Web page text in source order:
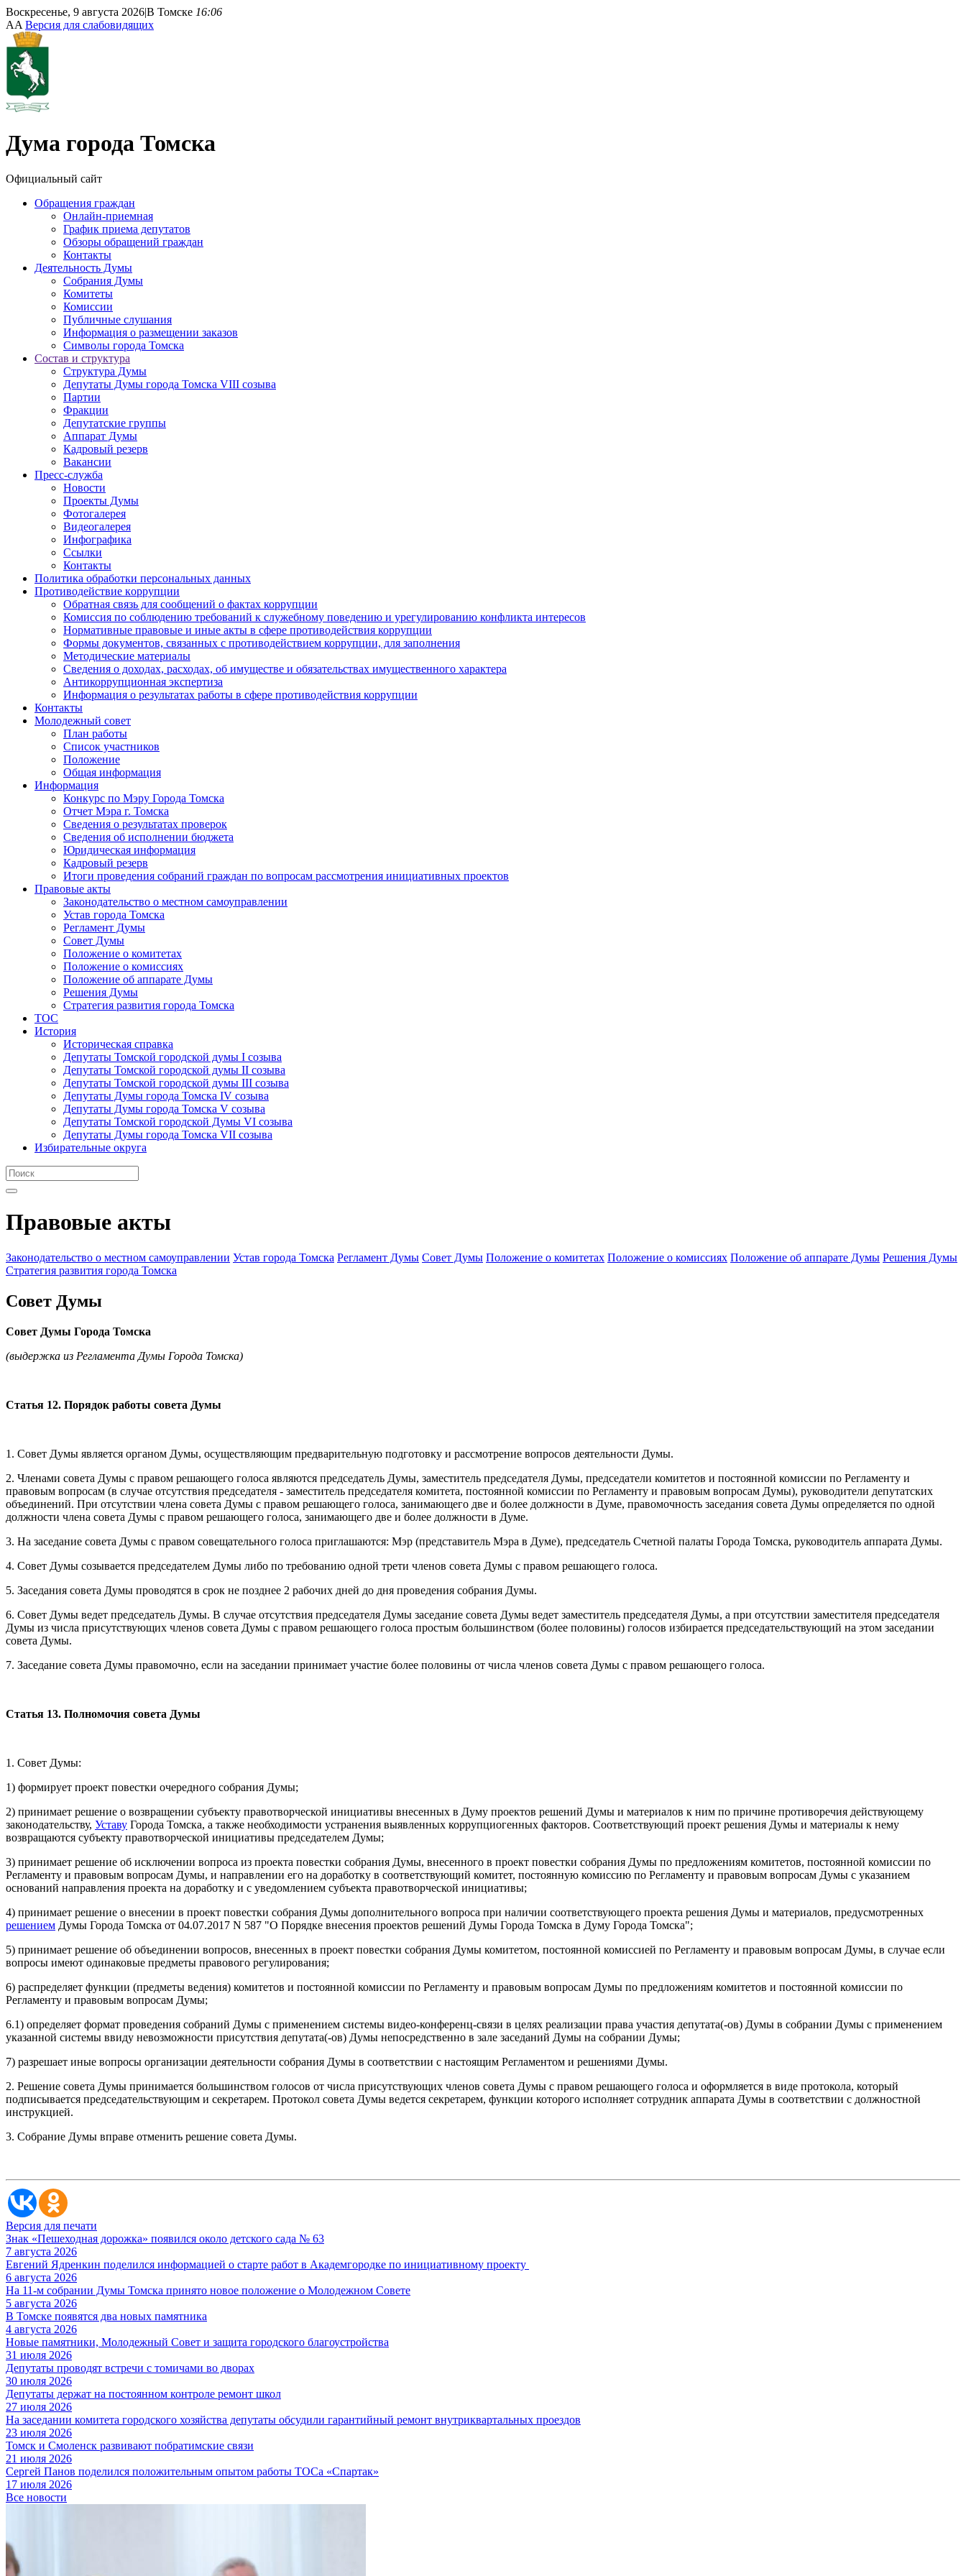
Воскресенье, 9 августа 2026|В Томске 16:06
AA Версия для слабовидящих
Дума города Томска
Официальный сайт
Обращения граждан
Онлайн-приемная
График приема депутатов
Обзоры обращений граждан
Контакты
Деятельность Думы
Собрания Думы
Комитеты
Комиссии
Публичные слушания
Информация о размещении заказов
Символы города Томска
Состав и структура
Структура Думы
Депутаты Думы города Томска VIII созыва
Партии
Фракции
Депутатские группы
Аппарат Думы
Кадровый резерв
Вакансии
Пресс-служба
Новости
Проекты Думы
Фотогалерея
Видеогалерея
Инфографика
Ссылки
Контакты
Политика обработки персональных данных
Прoтивoдeйствие кoрpупции
Обратная связь для сообщений о фактах коррупции
Комиссия по соблюдению требований к служебному поведению и урегулированию конфликта интересов
Нормативные правовые и иные акты в сфере противодействия коррупции
Формы документов, связанных с противодействием коррупции, для заполнения
Методические материалы
Сведения о доходах, расходах, об имуществе и обязательствах имущественного характера
Антикоррупционная экспертиза
Информация о результатах работы в сфере противодействия коррупции
Контакты
Молодежный совет
План работы
Список участников
Положение
Общая информация
Информация
Конкурс по Мэру Города Томска
Отчет Мэра г. Томска
Сведения о результатах проверок
Сведения об исполнении бюджета
Юридическая информация
Кадровый резерв
Итоги проведения собраний граждан по вопросам рассмотрения инициативных проектов
Правовые акты
Законодательство о местном самоуправлении
Устав города Томска
Регламент Думы
Совет Думы
Положение о комитетах
Положение о комиссиях
Положение об аппарате Думы
Решения Думы
Стратегия развития города Томска
ТОС
История
Историческая справка
Депутаты Томской городской думы I созыва
Депутаты Томской городской думы II созыва
Депутаты Томской городской думы III созыва
Депутаты Думы города Томска IV созыва
Депутаты Думы города Томска V созыва
Депутаты Томской городской Думы VI созыва
Депутаты Думы города Томска VII созыва
Избирательные округа
Правовые акты
Законодательство о местном самоуправлении Устав города Томска Регламент Думы Совет Думы Положение о комитетах Положение о комиссиях Положение об аппарате Думы Решения Думы
Стратегия развития города Томска
Совет Думы
Совет Думы Города Томска
(выдержка из Регламента Думы Города Томска)
Статья 12. Порядок работы совета Думы
1. Совет Думы является органом Думы, осуществляющим предварительную подготовку и рассмотрение вопросов деятельности Думы.
2. Членами совета Думы с правом решающего голоса являются председатель Думы, заместитель председателя Думы, председатели комитетов и постоянной комиссии по Регламенту и
правовым вопросам (в случае отсутствия председателя - заместитель председателя комитета, постоянной комиссии по Регламенту и правовым вопросам Думы), руководители депутатских
объединений. При отсутствии члена совета Думы с правом решающего голоса, занимающего две и более должности в Думе, правомочность заседания совета Думы определяется по одной
должности члена совета Думы с правом решающего голоса, занимающего две и более должности в Думе.
3. На заседание совета Думы с правом совещательного голоса приглашаются: Мэр (представитель Мэра в Думе), председатель Счетной палаты Города Томска, руководитель аппарата Думы.
4. Совет Думы созывается председателем Думы либо по требованию одной трети членов совета Думы с правом решающего голоса.
5. Заседания совета Думы проводятся в срок не позднее 2 рабочих дней до дня проведения собрания Думы.
6. Совет Думы ведет председатель Думы. В случае отсутствия председателя Думы заседание совета Думы ведет заместитель председателя Думы, а при отсутствии заместителя председателя
Думы из числа присутствующих членов совета Думы с правом решающего голоса простым большинством (более половины) голосов избирается председательствующий на этом заседании
совета Думы.
7. Заседание совета Думы правомочно, если на заседании принимает участие более половины от числа членов совета Думы с правом решающего голоса.
Статья 13. Полномочия совета Думы
1. Совет Думы:
1) формирует проект повестки очередного собрания Думы;
2) принимает решение о возвращении субъекту правотворческой инициативы внесенных в Думу проектов решений Думы и материалов к ним по причине противоречия действующему
законодательству, Уставу Города Томска, а также необходимости устранения выявленных коррупциогенных факторов. Соответствующий проект решения Думы и материалы к нему
возвращаются субъекту правотворческой инициативы председателем Думы;
3) принимает решение об исключении вопроса из проекта повестки собрания Думы, внесенного в проект повестки собрания Думы по предложениям комитетов, постоянной комиссии по
Регламенту и правовым вопросам Думы, и направлении его на доработку в соответствующий комитет, постоянную комиссию по Регламенту и правовым вопросам Думы с указанием
оснований направления проекта на доработку и с уведомлением субъекта правотворческой инициативы;
4) принимает решение о внесении в проект повестки собрания Думы дополнительного вопроса при наличии соответствующего проекта решения Думы и материалов, предусмотренных
решением Думы Города Томска от 04.07.2017 N 587 "О Порядке внесения проектов решений Думы Города Томска в Думу Города Томска";
5) принимает решение об объединении вопросов, внесенных в проект повестки собрания Думы комитетом, постоянной комиссией по Регламенту и правовым вопросам Думы, в случае если
вопросы имеют одинаковые предметы правового регулирования;
6) распределяет функции (предметы ведения) комитетов и постоянной комиссии по Регламенту и правовым вопросам Думы по предложениям комитетов и постоянной комиссии по
Регламенту и правовым вопросам Думы;
6.1) определяет формат проведения собраний Думы с применением системы видео-конференц-связи в целях реализации права участия депутата(-ов) Думы в собрании Думы с применением
указанной системы ввиду невозможности присутствия депутата(-ов) Думы непосредственно в зале заседаний Думы на собрании Думы;
7) разрешает иные вопросы организации деятельности собрания Думы в соответствии с настоящим Регламентом и решениями Думы.
2. Решение совета Думы принимается большинством голосов от числа присутствующих членов совета Думы с правом решающего голоса и оформляется в виде протокола, который
подписывается председательствующим и секретарем. Протокол совета Думы ведется секретарем, функции которого исполняет сотрудник аппарата Думы в соответствии с должностной
инструкцией.
3. Собрание Думы вправе отменить решение совета Думы.
Версия для печати
Знак «Пешеходная дорожка» появился около детского сада № 63
7 августа 2026
Евгений Ядренкин поделился информацией о старте работ в Академгородке по инициативному проекту
6 августа 2026
На 11-м собрании Думы Томска принято новое положение о Молодежном Совете
5 августа 2026
В Томске появятся два новых памятника
4 августа 2026
Новые памятники, Молодежный Совет и защита городского благоустройства
31 июля 2026
Депутаты проводят встречи с томичами во дворах
30 июля 2026
Депутаты держат на постоянном контроле ремонт школ
27 июля 2026
На заседании комитета городского хозяйства депутаты обсудили гарантийный ремонт внутриквартальных проездов
23 июля 2026
Томск и Смоленск развивают побратимские связи
21 июля 2026
Сергей Панов поделился положительным опытом работы ТОСа «Спартак»
17 июля 2026
Все новости